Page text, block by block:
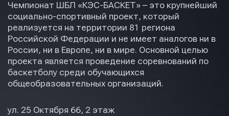
Чемпионат ШБЛ «КЭС-БАСКЕТ» – это крупнейший
социально-спортивный проект, который
реализуется на территории 81 региона
Российской Федерации и не имеет аналогов ни в
России, ни в Европе, ни в мире. Основной целью
проекта является проведение соревнований по
баскетболу среди обучающихся
общеобразовательных организаций.
ул. 25 Октября 66, 2 этаж